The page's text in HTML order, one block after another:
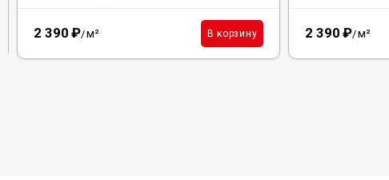
2 390 ₽/м² В корзину 2 390 ₽/м²